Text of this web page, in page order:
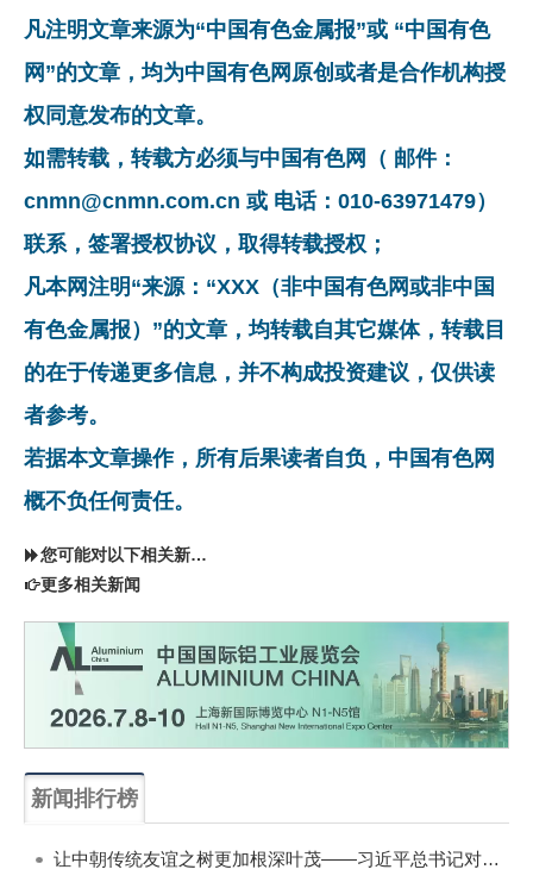
凡注明文章来源为“中国有色金属报”或 “中国有色
网”的文章，均为中国有色网原创或者是合作机构授
权同意发布的文章。
如需转载，转载方必须与中国有色网（ 邮件：
cnmn@cnmn.com.cn 或 电话：010-63971479）
联系，签署授权协议，取得转载授权；
凡本网注明“来源：“XXX（非中国有色网或非中国
有色金属报）”的文章，均转载自其它媒体，转载目
的在于传递更多信息，并不构成投资建议，仅供读
者参考。
若据本文章操作，所有后果读者自负，中国有色网
概不负任何责任。
您可能对以下相关新闻同样感兴趣
更多相关新闻
新闻排行榜
让中朝传统友谊之树更加根深叶茂——习近平总书记对朝鲜进行国事访问纪实